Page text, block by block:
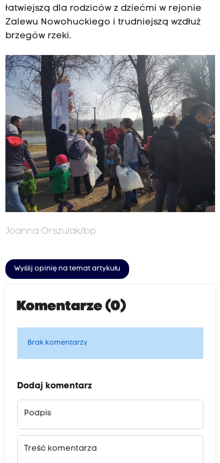
łatwiejszą dla rodziców z dziećmi w rejonie
Zalewu Nowohuckiego i trudniejszą wzdłuż
brzegów rzeki.
Joanna Orszulak/bp
Wyślij opinię na temat artykułu
Komentarze (0)
Brak komentarzy
Dodaj komentarz
Podpis
Treść komentarza